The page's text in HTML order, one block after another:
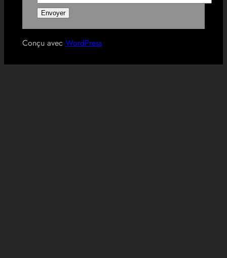
Conçu avec WordPress